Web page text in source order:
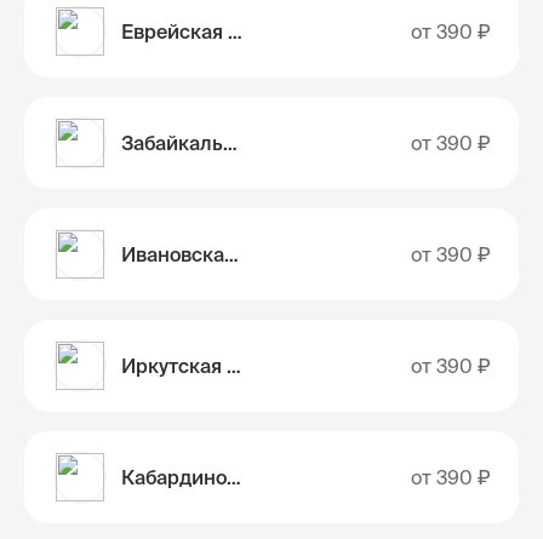
Еврейская автономная область от 390 ₽
Забайкальский край от 390 ₽
Ивановская область от 390 ₽
Иркутская область от 390 ₽
Кабардино-Балкарская Республика от 390 ₽